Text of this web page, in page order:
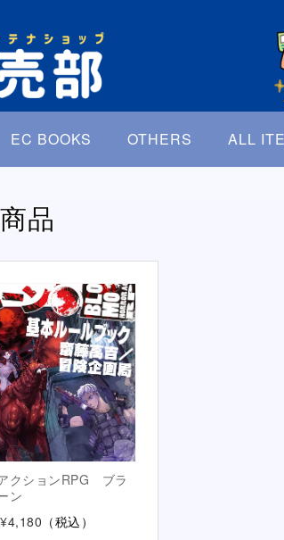
EC BOOKS OTHERS ALL
品
クションRPG ブラ
ン
¥4,180 （税込）